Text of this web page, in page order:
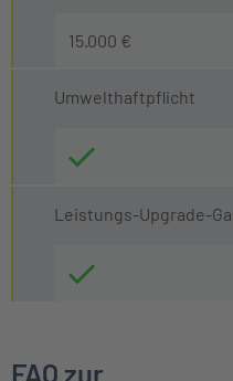
15.000 €
Umwelthaftpflicht
Leistungs-Upgrade-
FAQ zur